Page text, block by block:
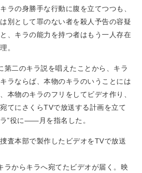
ラの身勝手な行動に腹を立てつつも、
別として罪のない者を殺人予告の容疑
、キラの能力を持つ者はもう一人存在
。
第二のキラ説を唱えたことから、キラ
ラならば、本物のキラのいうことには
本物のキラのフリをしてビデオ作り、
てにさくらTVで放送する計画を立て
”役に——月を指名した。
査本部で製作したビデオをTVで放送
ラからキラへ宛てたビデオが届く。映